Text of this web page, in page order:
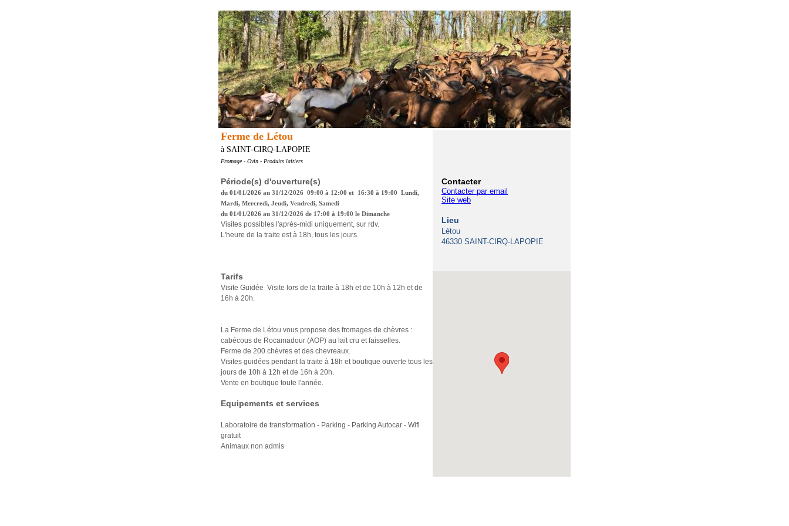
Ferme de Létou
à SAINT-CIRQ-LAPOPIE
Fromage - Ovin - Produits laitiers
Période(s) d'ouverture(s)
du 01/01/2026 au 31/12/2026 09:00 à 12:00 et 16:30 à 19:00 Lundi,
Mardi, Mercredi, Jeudi, Vendredi, Samedi
du 01/01/2026 au 31/12/2026 de 17:00 à 19:00 le Dimanche
Visites possibles l'après-midi uniquement, sur rdv.
L'heure de la traite est à 18h, tous les jours.
Contacter
Contacter par email
Site web
Lieu
Létou
46330 SAINT-CIRQ-LAPOPIE
Tarifs
Visite Guidée Visite lors de la traite à 18h et de 10h à 12h et de
16h à 20h.
La Ferme de Létou vous propose des fromages de chèvres :
cabécous de Rocamadour (AOP) au lait cru et faisselles.
Ferme de 200 chèvres et des chevreaux.
Visites guidées pendant la traite à 18h et boutique ouverte tous les
jours de 10h à 12h et de 16h à 20h.
Vente en boutique toute l'année.
Equipements et services
Laboratoire de transformation - Parking - Parking Autocar - Wifi
gratuit
Animaux non admis